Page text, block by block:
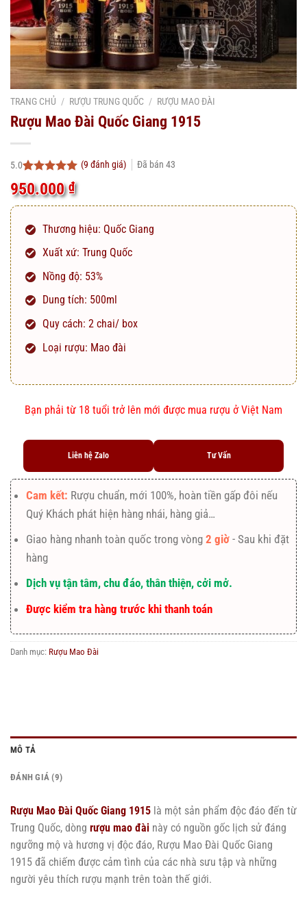
TRANG CHỦ / RƯỢU TRUNG QUỐC / RƯỢU MAO ĐÀI
Rượu Mao Đài Quốc Giang 1915
5.0
5.0 trên 5
dựa trên
9
đánh giá
(9 đánh giá) Đã bán 43
950.000₫
Thương hiệu: Quốc Giang
Xuất xứ: Trung Quốc
Nồng độ: 53%
Dung tích: 500ml
Quy cách: 2 chai/ box
Loại rượu: Mao đài
Bạn phải từ 18 tuổi trở lên mới được mua rượu ở Việt Nam
Liên hệ Zalo Tư Vấn
Cam kết: Rượu chuẩn, mới 100%, hoàn tiền gấp đôi nếu
Quý Khách phát hiện hàng nhái, hàng giả…
Giao hàng nhanh toàn quốc trong vòng2 giờ - Sau khi đặt
hàng
Dịch vụ tận tâm, chu đáo, thân thiện, cởi mở.
Được kiểm tra hàng trước khi thanh toán
Danh mục: Rượu Mao Đài
MÔ TẢ
ĐÁNH GIÁ (9)
Rượu Mao Đài Quốc Giang 1915 là một sản phẩm độc đáo đến từ
Trung Quốc, dòng rượu mao đài này có nguồn gốc lịch sử đáng
ngưỡng mộ và hương vị độc đáo, Rượu Mao Đài Quốc Giang
1915 đã chiếm được cảm tình của các nhà sưu tập và những
người yêu thích rượu mạnh trên toàn thế giới.